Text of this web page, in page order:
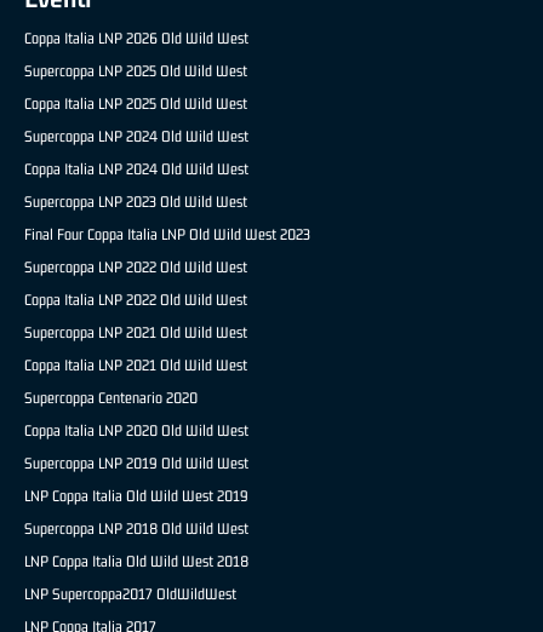
Coppa Italia LNP 2026 Old Wild West
Supercoppa LNP 2025 Old Wild West
Coppa Italia LNP 2025 Old Wild West
Supercoppa LNP 2024 Old Wild West
Coppa Italia LNP 2024 Old Wild West
Supercoppa LNP 2023 Old Wild West
Final Four Coppa Italia LNP Old Wild West 2023
Supercoppa LNP 2022 Old Wild West
Coppa Italia LNP 2022 Old Wild West
Supercoppa LNP 2021 Old Wild West
Coppa Italia LNP 2021 Old Wild West
Supercoppa Centenario 2020
Coppa Italia LNP 2020 Old Wild West
Supercoppa LNP 2019 Old Wild West
LNP Coppa Italia Old Wild West 2019
Supercoppa LNP 2018 Old Wild West
LNP Coppa Italia Old Wild West 2018
LNP Supercoppa2017 OldWildWest
LNP Coppa Italia 2017